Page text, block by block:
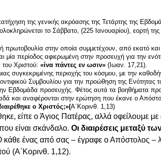
της γενικής ακρόασης της Τετάρτης της
το Σάββατο, (225 Ιανουαρίου), εορτή
πρωτοβουλία στην οποία συμμετέχουν, από εκατό και
μία περίοδος αφιερωμένη στην προσευχή για την
Χριστού: «ίνα πάντες εν ωσιν» (Ιωαν. 17,21).
συγκεκριμένης περιοχής του κόσμου, με την
Συμβουλίου για την προώθηση της Ενότητας
Εβδομάδα προσευχής. Φέτος αυτά τα βοηθήματα
και αναφέρονται στην ερώτηση που έκανε ο
ο Χριστός;»(Α΄Κορινθ. 1,13)
είπε ο Άγιος Πατέρας, αλλά οφείλουμε με
είναι σκάνδαλο. Οι διαιρέσεις μεταξύ
κάθε ένας από σας – έγραφε ο Απόστολος –
(Α΄Κορινθ. 1,12).